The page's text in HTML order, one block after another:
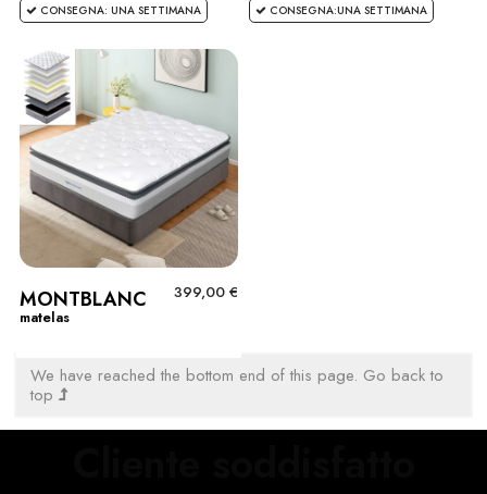
CONSEGNA: UNA SETTIMANA CONSEGNA:UNA SETTIMANA
MONTBLANC
matelas
399,00 €
We have reached the bottom end of this page. Go back to
top